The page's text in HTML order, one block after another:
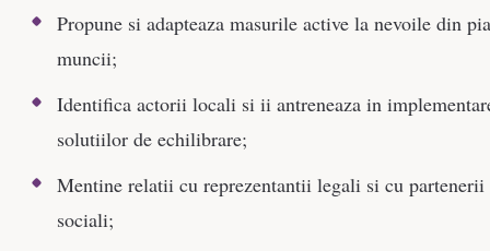
Propune si adapteaza masurile active la nevoile din
muncii;
Identifica actorii locali si ii antreneaza in
solutiilor de echilibrare;
Mentine relatii cu reprezentantii legali si cu partenerii
sociali;